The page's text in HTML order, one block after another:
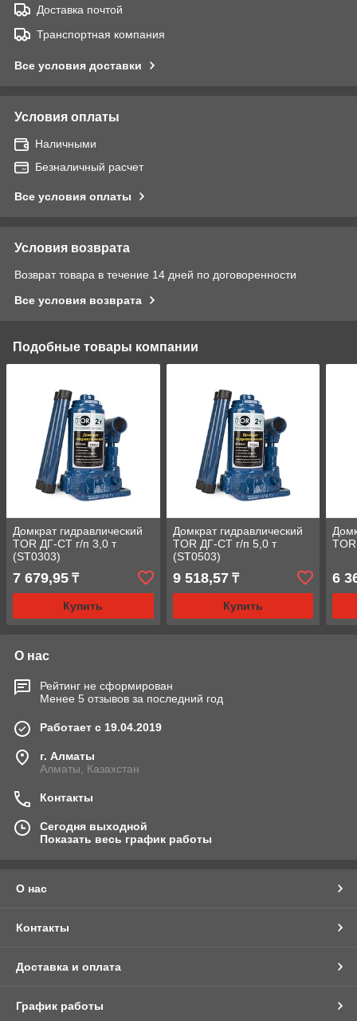
Доставка почтой
Транспортная компания
Все условия доставки
Условия оплаты
Наличными
Безналичный расчет
Все условия оплаты
Условия возврата
Возврат товара в течение 14 дней по договоренности
Все условия возврата
Подобные товары компании
Домкрат гидравлический
TOR ДГ-CT г/п 3,0 т
(ST0303)
7 679,95 ₸
Купить
Домкрат гидравлический
TOR ДГ-CT г/п 5,0 т
(ST0503)
9 518,57₸
Купить
6
О нас
Рейтинг не сформирован
Менее 5 отзывов за последний год
Работает с 19.04.2019
г. Алматы
Алматы, Казахстан
Контакты
Сегодня выходной
Показать весь график работы
О нас
Контакты
Доставка и оплата
График работы